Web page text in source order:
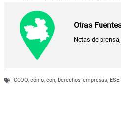
Otras Fuentes
Notas de
CCOO, cómo, con, Derechos, empresas,